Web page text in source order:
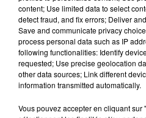
SAWA
27 juillet 2020 - 11 min 50 sec
SAWA:فصل العشر الاوائل من شهر ذي الحجة مع
الدكتور طارق ابو النور
content; Use limited data to select
detect fraud, and fix errors; Deliver
Save and communicate privacy
process personal data such as IP
following functionalities: Identify
requested; Use precise geolocation
other data sources; Link different
information transmitted automatically.
Vous pouvez accepter en cliquant sur